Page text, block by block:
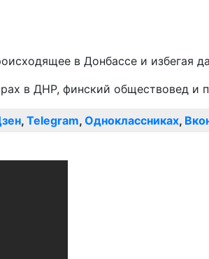
в Донбассе и избегая
в ДНР, финский обществовед и
, Telegram, Одноклассниках,